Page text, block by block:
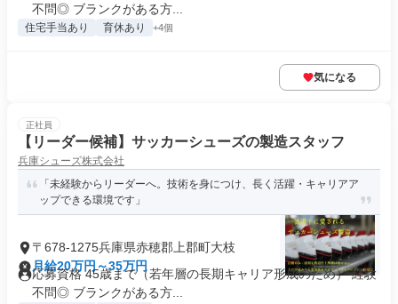
不問◎ ブランクがある方...
住宅手当あり 育休あり +4個
気になる
正社員
【リーダー候補】サッカーシューズの製造スタッフ
兵庫シューズ株式会社
「未経験からリーダーへ。技術を身につけ、長く活躍・キャリアア
ップできる環境です」
〒678-1275兵庫県赤穂郡上郡町大枝
月給20万円～35万円
応募資格 45歳まで（若年層の長期キャリア形成のため） 経験
不問◎ ブランクがある方...